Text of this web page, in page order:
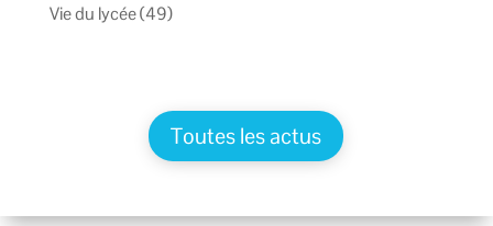
Vie du lycée(49)
Toutes les actus